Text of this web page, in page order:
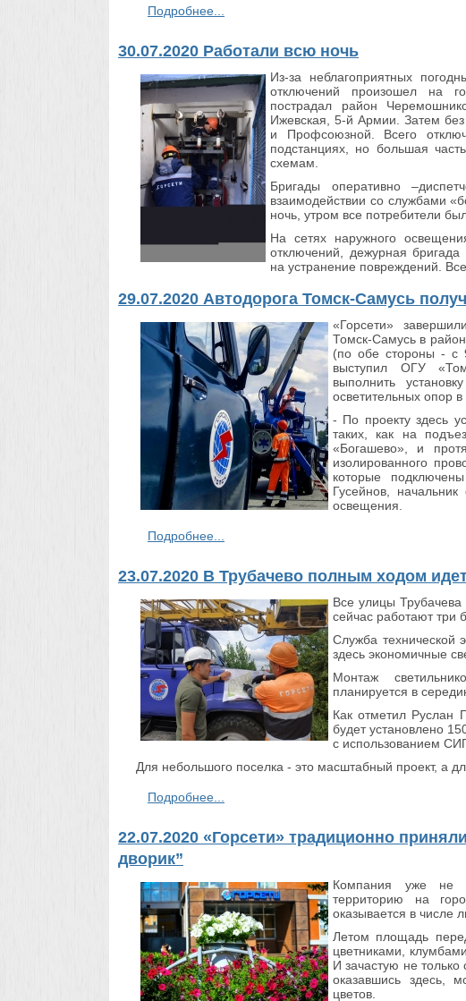
Подробнее...
30.07.2020 Работали всю ночь
Из-за неблагоприятных
отключений произошел на
пострадал район
Ижевская, 5-й Армии. Затем
и Профсоюзной. Всего
подстанциях, но большая
схемам.
Бригады оперативно
взаимодействии со службами
ночь, утром все потребители
На сетях наружного
отключений, дежурная
на устранение повреждений.
29.07.2020 Автодорога Томск-Самусь
«Горсети»
Томск-Самусь в
(по обе стороны - с
выступил ОГУ
выполнить
осветительных опор
- По проекту здесь
таких, как на
«Богашево», и
изолированного
которые
Гусейнов,
освещения.
Подробнее...
23.07.2020 В Трубачево полным ходом
Все улицы
сейчас работают три
Служба технической
здесь экономичные
Монтаж
планируется в
Как отметил Руслан
будет установлено
с использованием
Для небольшого поселка - это масштабный проект, а
Подробнее...
22.07.2020 «Горсети» традиционно
дворик”
Компания уже не
территорию на
оказывается в числе
Летом площадь
цветниками,
И зачастую не
оказавшись здесь,
цветов.